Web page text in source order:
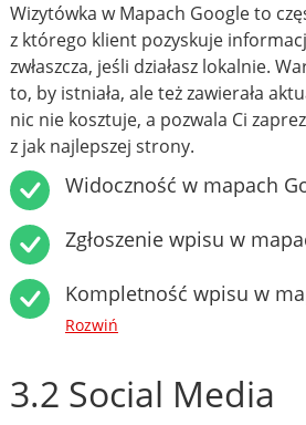
Wizytówka w Mapach Google to
z którego klient pozyskuje
zwłaszcza, jeśli działasz lokalnie.
to, by istniała, ale też zawierała
nic nie kosztuje, a pozwala Ci
z jak najlepszej strony.
Widoczność w mapach
Zgłoszenie wpisu w
Kompletność wpisu w
Rozwiń
3.2 Social Media